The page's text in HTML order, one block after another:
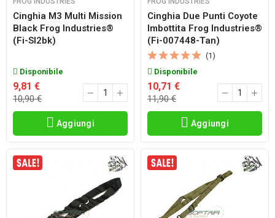
Cinghia M3 Multi Mission
Black Frog Industries®
(fi-Sl2bk)
Disponibile
9,81 €
10,90 €
Aggiungi
Cinghia Due Punti Coyote
Imbottita Frog Industries®
(fi-007448-Tan)
(1)
Disponibile
10,71 €
11,90 €
Aggiungi